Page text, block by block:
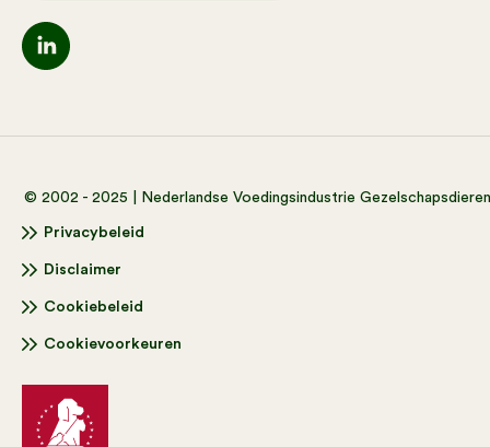
© 2002 - 2025 | Nederlandse Voedingsindustrie
Privacybeleid
Disclaimer
Cookiebeleid
Cookievoorkeuren